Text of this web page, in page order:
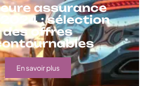
assurance
: sélection
des offres
En savoir plus